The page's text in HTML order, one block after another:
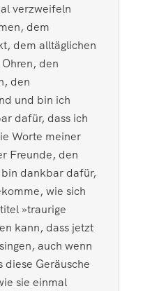
verzweifeln
dem
dem alltäglichen
den
den
und bin ich
dafür, dass ich
Worte meiner
Freunde, den
dankbar dafür,
wie sich
»traurige
kann, dass jetzt
auch wenn
diese Geräusche
sie einmal